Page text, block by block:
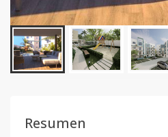
Resumen